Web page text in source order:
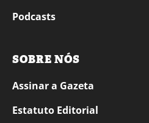
Podcasts
SOBRE NÓS
Assinar a Gazeta
Estatuto Editorial